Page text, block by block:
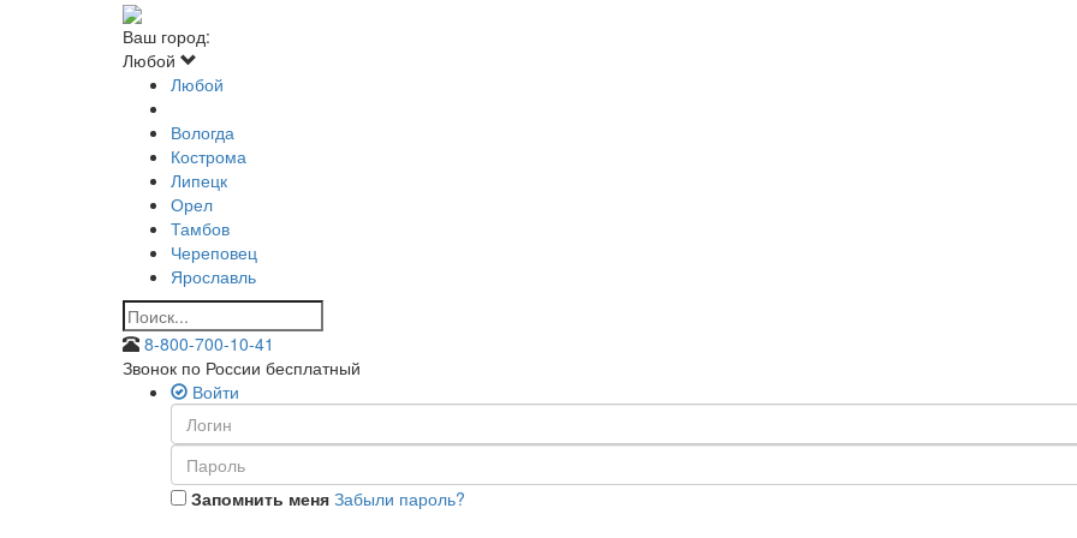
Ваш город:
Любой
Любой
Вологда
Кострома
Липецк
Орел
Тамбов
Череповец
Ярославль
8-800-700-10-41
Звонок по России бесплатный
Войти
Запомнить меня Забыли пароль?